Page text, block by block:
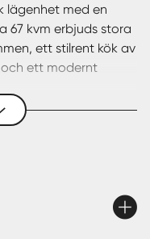
lägenhet med en
67 kvm erbjuds stora
ett stilrent kök av
ett modernt
läge i söder och
av riddarfjärdens